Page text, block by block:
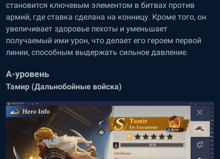
становится ключевым элементом в битвах против
армий, где ставка сделана на конницу. Кроме того, он
увеличивает здоровье пехоты и уменьшает
получаемый ими урон, что делает его героем первой
линии, способным выдержать сильное давление.
A-уровень
Тамир (Дальнобойные войска)